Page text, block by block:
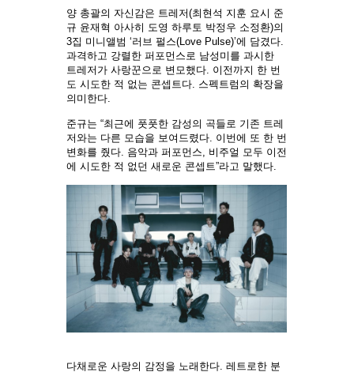
양 총괄의 자신감은 트레저(최현석 지훈 요시 준
규 윤재혁 아사히 도영 하루토 박정우 소정환)의
3집 미니앨범 ‘러브 펄스(Love Pulse)’에 담겼다.
과격하고 강렬한 퍼포먼스로 남성미를 과시한
트레저가 사랑꾼으로 변모했다. 이전까지 한 번
도 시도한 적 없는 콘셉트다. 스펙트럼의 확장을
의미한다.
준규는 “최근에 풋풋한 감성의 곡들로 기존 트레
저와는 다른 모습을 보여드렸다. 이번에 또 한 번
변화를 줬다. 음악과 퍼포먼스, 비주얼 모두 이전
에 시도한 적 없던 새로운 콘셉트”라고 말했다.
다채로운 사랑의 감정을 노래한다. 레트로한 분